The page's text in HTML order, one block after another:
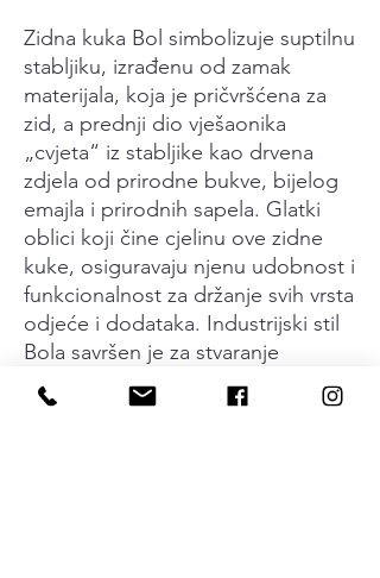
Zidna kuka Bol simbolizuje suptilnu
stabljiku, izrađenu od zamak
materijala, koja je pričvršćena za
zid, a prednji dio vješaonika
„cvjeta“ iz stabljike kao drvena
zdjela od prirodne bukve, bijelog
emajla i prirodnih sapela. Glatki
oblici koji čine cjelinu ove zidne
kuke, osiguravaju njenu udobnost i
funkcionalnost za držanje svih vrsta
odjeće i dodataka. Industrijski stil
Bola savršen je za stvaranje
okruženja koje prenosi karakter,
koristeći organske materijale i